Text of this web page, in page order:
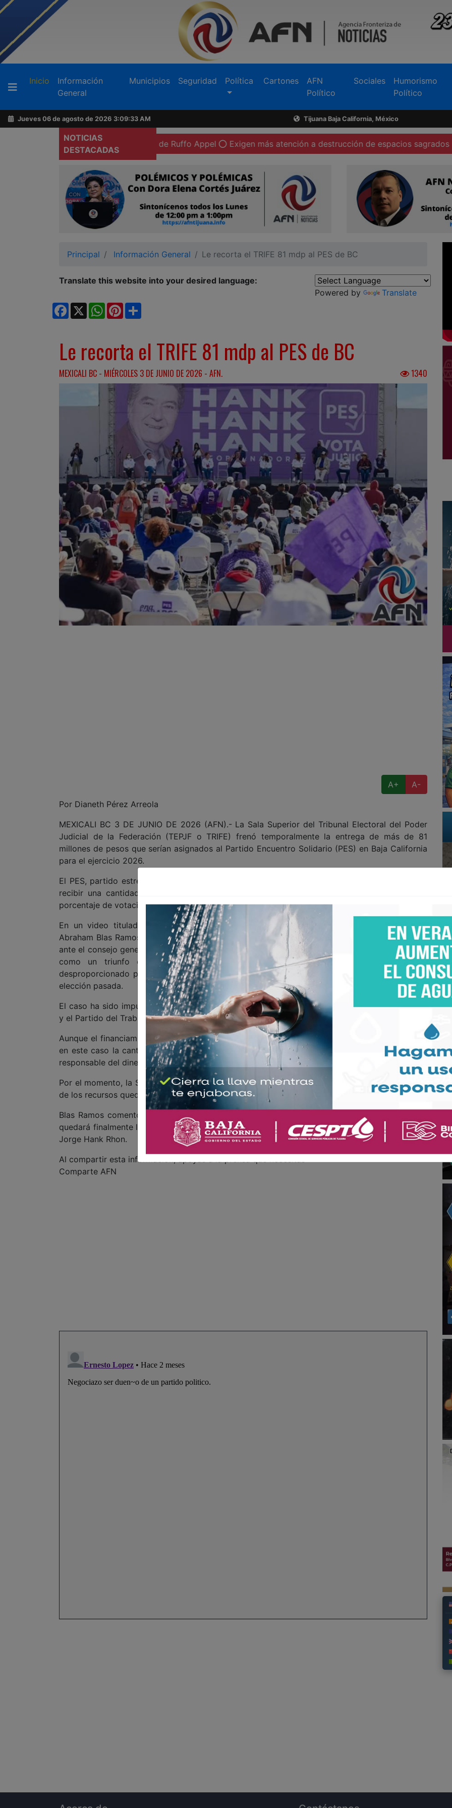
Inicio (current)
Información
General
Municipios Seguridad Política Cartones
AFN
Político
Sociales
Humorismo
Político
Jueves 06 de agosto de 2026 3:09:35 AM Tijuana Baja California, México
NOTICIAS
DESTACADAS
preventiva domiciliaria de Ruffo Appel Exigen más atención a destrucción de espacios sagrados en Tecate
Principal Información General Le recorta el TRIFE 81 mdp al PES de BC
Translate this website into your desired language:
Powered by
Translate
Facebook
X WhatsApp
Pinterest
Le recorta el TRIFE 81 mdp al PES de BC
MEXICALI BC - MIÉRCOLES 3 DE JUNIO DE 2026 - AFN. 1340
A+
A-
Por Dianeth Pérez Arreola
MEXICALI BC 3 DE JUNIO DE 2026 (AFN).- La Sala Superior del Tribunal Electoral del Poder
Judicial de la Federación (TEPJF o TRIFE) frenó temporalmente la entrega de más de 81
millones de pesos que serían asignados al Partido Encuentro Solidario (PES) en Baja California
para el ejercicio 2026.
El PES, partido estrechamente ligado a la familia Hank, ha sido objeto de fuertes críticas por
recibir una cantidad significativa de recursos públicos a pesar de haber obtenido un bajo
porcentaje de votación en elecciones anteriores.
En un video titulado “Le Ganamos al PES”, viralizado en redes sociales, el abogado Joel
Abraham Blas Ramos, representante del Partido Revolucionario Institucional (PRI) en la entidad
ante el consejo general del Instituto Estatal Electoral local (IEEBC), celebró la medida del TRIFE
como un triunfo ciudadano frente al financiamiento que, según sus críticos, resulta
desproporcionado para un partido que apenas alcanzó alrededor del 3% de la votación en la
elección pasada.
El caso ha sido impulsado principalmente por el PRI, partido que fue acompañado por Morena
y el Partido del Trabajo (PT) en esta impugnación.
Aunque el financiamiento público a los partidos se distribuye conforme a los votos obtenidos,
en este caso la cantidad asignada generó fuertes cuestionamientos sobre la equidad y el uso
responsable del dinero de los contribuyentes.
Por el momento, la Sala Superior del TRIFE analizará el fondo del asunto, por lo que la entrega
de los recursos queda suspendida hasta que se resuelva definitivamente.
Blas Ramos comentó que aun quedan muchas dudas sobre qué pasará con el dinero y cómo
quedará finalmente la distribución del recurso al partido de la familia del ex alcalde de Tijuana,
Jorge Hank Rhon.
Al compartir esta información, apoyas a la prensa que necesitas
Comparte AFN
Buscador
Acerca
de